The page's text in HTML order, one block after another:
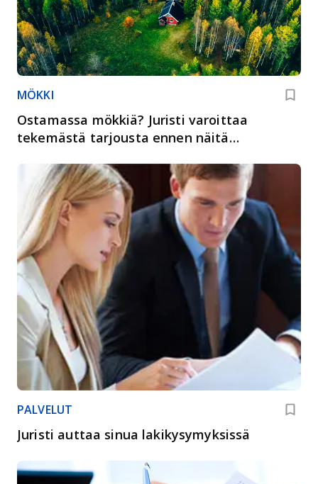
MÖKKI
Ostamassa mökkiä? Juristi varoittaa
tekemästä tarjousta ennen näitä
PALVELUT
Juristi auttaa sinua lakikysymyksissä